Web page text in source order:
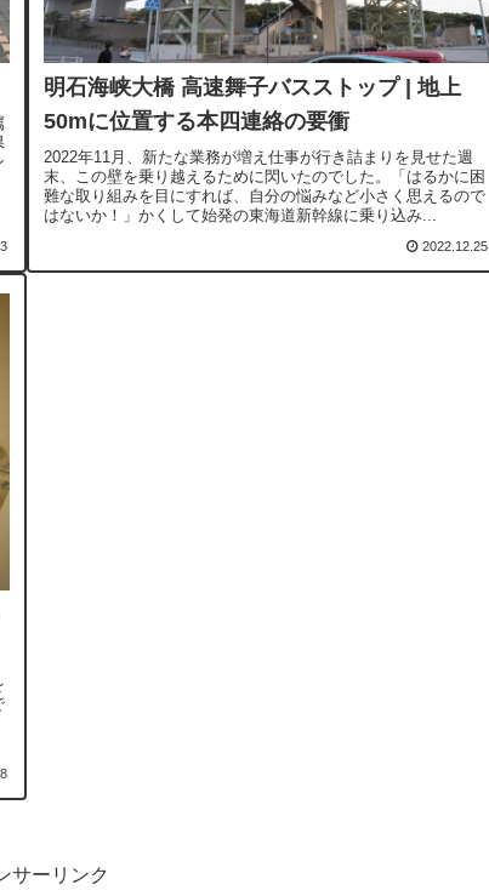
明石海峡大橋 高速舞子バスストップ | 地上
50mに位置する本四連絡の要衝
2022年11月、新たな業務が増え仕事が行き詰まりを見せた週
末、この壁を乗り越えるために閃いたのでした。「はるかに困
難な取り組みを目にすれば、自分の悩みなど小さく思えるので
はないか！」かくして始発の東海道新幹線に乗り込み...
2022.12.25
サーリンク